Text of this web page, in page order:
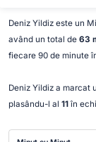
Deniz Yildiz este un
având un total de 63
fiecare 90 de minute
Deniz Yildiz a marcat
plasându-l al 11în